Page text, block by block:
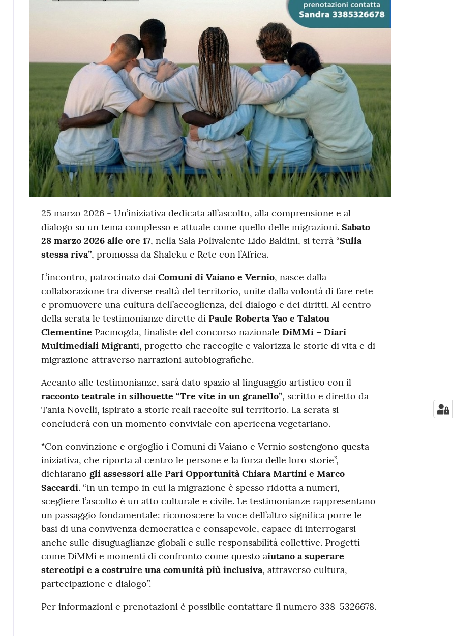
Contenuto
25 marzo 2026 - Un’iniziativa dedicata all’ascolto, alla comprensione e al
dialogo su un tema complesso e attuale come quello delle migrazioni. Sabato
28 marzo 2026 alle ore 17, nella Sala Polivalente Lido Baldini, si terrà “Sulla
stessa riva”, promossa da Shaleku e Rete con l’Africa.
L’incontro, patrocinato dai Comuni di Vaiano e Vernio, nasce dalla
collaborazione tra diverse realtà del territorio, unite dalla volontà di fare rete
e promuovere una cultura dell’accoglienza, del dialogo e dei diritti. Al centro
della serata le testimonianze dirette di Paule Roberta Yao e Talatou
Clementine Pacmogda, finaliste del concorso nazionale DiMMi – Diari
Multimediali Migranti, progetto che raccoglie e valorizza le storie di vita e di
migrazione attraverso narrazioni autobiografiche.
Accanto alle testimonianze, sarà dato spazio al linguaggio artistico con il
racconto teatrale in silhouette “Tre vite in un granello”, scritto e diretto da
Tania Novelli, ispirato a storie reali raccolte sul territorio. La serata si
concluderà con un momento conviviale con apericena vegetariano.
“Con convinzione e orgoglio i Comuni di Vaiano e Vernio sostengono questa
iniziativa, che riporta al centro le persone e la forza delle loro storie”,
dichiarano gli assessori alle Pari Opportunità Chiara Martini e Marco
Saccardi. “In un tempo in cui la migrazione è spesso ridotta a numeri,
scegliere l’ascolto è un atto culturale e civile. Le testimonianze rappresentano
un passaggio fondamentale: riconoscere la voce dell’altro significa porre le
basi di una convivenza democratica e consapevole, capace di interrogarsi
anche sulle disuguaglianze globali e sulle responsabilità collettive. Progetti
come DiMMi e momenti di confronto come questo aiutano a superare
stereotipi e a costruire una comunità più inclusiva, attraverso cultura,
partecipazione e dialogo”.
Per informazioni e prenotazioni è possibile contattare il numero 338-5326678.